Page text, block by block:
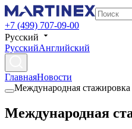
+7 (499) 707-09-00
Русский
РусскийАнглийский
ГлавнаяНовости
Международная
Международная